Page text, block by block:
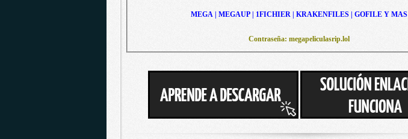
MEGA | MEGAUP | 1FICHIER | KRAKENFILES | GOFILE Y MAS
Contraseña: megapeliculasrip.lol